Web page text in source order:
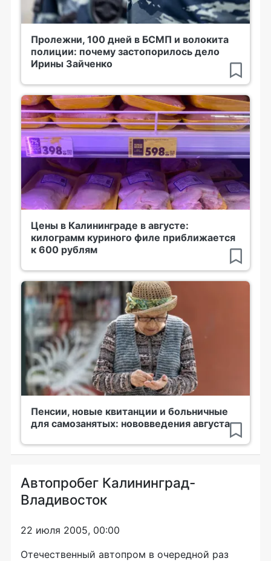
Пролежни, 100 дней в БСМП и волокита
полиции: почему застопорилось дело
Ирины Зайченко
Цены в Калининграде в августе:
килограмм куриного филе приближается
к 600 рублям
Пенсии, новые квитанции и больничные
для самозанятых: нововведения августа
Автопробег Калининград-
Владивосток
22 июля 2005, 00:00
Отечественный автопром в очередной раз